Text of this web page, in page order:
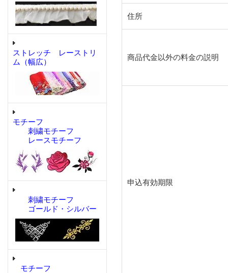
ストレッチ レーストリ
ム（幅広）
モチーフ
刺繍モチーフ
レースモチーフ
刺繍モチーフ
ゴールド・シルバー
モチーフ
住所
商品代金以外の料金の説明
申込有効期限